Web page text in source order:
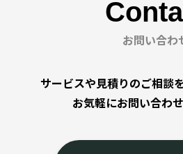
お問い合わ
サービスや見積りのご相談
お気軽にお問い合わ